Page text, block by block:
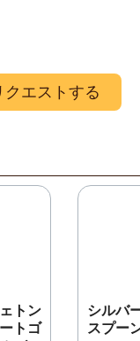
エストする
トン
トゴ
シルバ
スプー